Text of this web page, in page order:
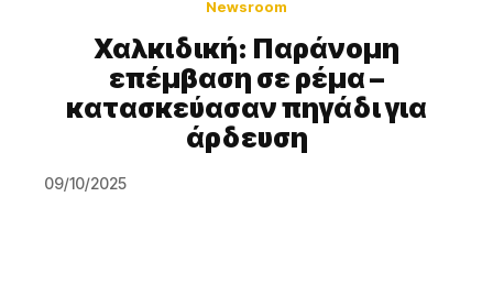
Newsroom
Χαλκιδική: Παράνομη
επέμβαση σε ρέμα –
κατασκεύασαν πηγάδι για
άρδευση
09/10/2025